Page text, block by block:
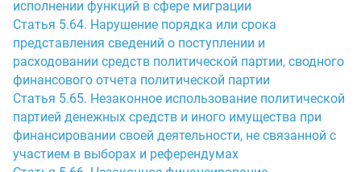
исполнении функций в сфере миграции
Статья 5.64. Нарушение порядка или срока
представления сведений о поступлении и
расходовании средств политической партии, сводного
финансового отчета политической партии
Статья 5.65. Незаконное использование политической
партией денежных средств и иного имущества при
финансировании своей деятельности, не связанной с
участием в выборах и референдумах